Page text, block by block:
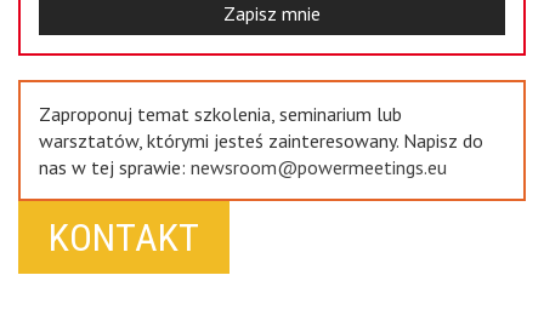
Zapisz mnie
Zaproponuj temat szkolenia, seminarium lub
warsztatów, którymi jesteś zainteresowany. Napisz do
nas w tej sprawie: newsroom@powermeetings.eu
KONTAKT